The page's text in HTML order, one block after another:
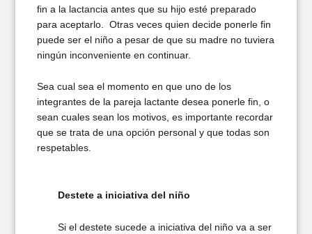
fin a la lactancia antes que su hijo esté preparado
para aceptarlo. Otras veces quien decide ponerle fin
puede ser el niño a pesar de que su madre no tuviera
ningún inconveniente en continuar.
Sea cual sea el momento en que uno de los
integrantes de la pareja lactante desea ponerle fin, o
sean cuales sean los motivos, es importante recordar
que se trata de una opción personal y que todas son
respetables.
Destete a iniciativa del niño
Si el destete sucede a iniciativa del niño va a ser